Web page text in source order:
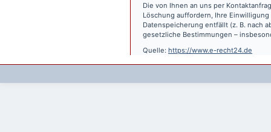
Die von Ihnen an uns per
Löschung auffordern, Ihre
Datenspeicherung entfällt (z. B. nach
gesetzliche Bestimmungen –
Quelle: https://www.e-recht24.de